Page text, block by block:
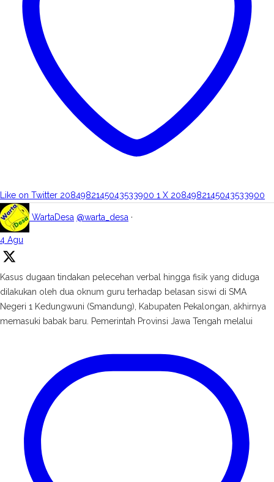
Like on Twitter 2084982145043533900 1 X 2084982145043533900
WartaDesa @warta_desa ·
4 Agu
Kasus dugaan tindakan pelecehan verbal hingga fisik yang diduga
dilakukan oleh dua oknum guru terhadap belasan siswi di SMA
Negeri 1 Kedungwuni (Smandung), Kabupaten Pekalongan, akhirnya
memasuki babak baru. Pemerintah Provinsi Jawa Tengah melalui